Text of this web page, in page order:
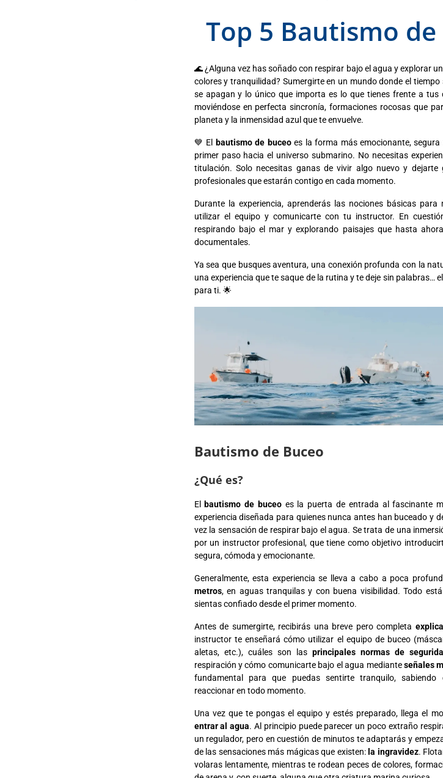
Top 5 Bautismo
🌊 ¿Alguna vez has soñado con respirar bajo el agua y explorar
colores y tranquilidad? Sumergirte en un mundo donde el tiempo
se apagan y lo único que importa es lo que tienes frente a tus
moviéndose en perfecta sincronía, formaciones rocosas que
planeta y la inmensidad azul que te envuelve.
💙 El bautismo de buceoes la forma más emocionante, segura
primer paso hacia el universo submarino. No necesitas
titulación. Solo necesitas ganas de vivir algo nuevo y dejarte
profesionales que estarán contigo en cada momento.
Durante la experiencia, aprenderás las nociones básicas para
utilizar el equipo y comunicarte con tu instructor. En
respirando bajo el mar y explorando paisajes que hasta
documentales.
Ya sea que busques aventura, una conexión profunda con la
una experiencia que te saque de la rutina y te deje sin palabras…
para ti. 🌟
Bautismo de Buceo
¿Qué es?
El bautismo de buceoes la puerta de entrada al fascinante
experiencia diseñada para quienes nunca antes han buceado y
vez la sensación de respirar bajo el agua. Se trata de una
por un instructor profesional, que tiene como objetivo
segura, cómoda y emocionante.
Generalmente, esta experiencia se lleva a cabo a poca
metros, en aguas tranquilas y con buena visibilidad. Todo
sientas confiado desde el primer momento.
Antes de sumergirte, recibirás una breve pero completa
instructor te enseñará cómo utilizar el equipo de buceo
aletas, etc.), cuáles son las principales normas de
respiración y cómo comunicarte bajo el agua medianteseñales
fundamental para que puedas sentirte tranquilo,
reaccionar en todo momento.
Una vez que te pongas el equipo y estés preparado, llega el
entrar al agua. Al principio puede parecer un poco extraño
un regulador, pero en cuestión de minutos te adaptarás y
de las sensaciones más mágicas que existen: la ingravidez.
volaras lentamente, mientras te rodean peces de colores,